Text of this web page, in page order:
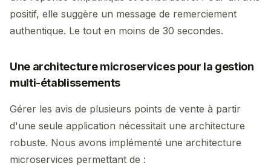
positif, elle suggère un message de remerciement
authentique. Le tout en moins de 30 secondes.
Une architecture microservices pour la gestion
multi-établissements
Gérer les avis de plusieurs points de vente à partir
d'une seule application nécessitait une architecture
robuste. Nous avons implémenté une architecture
microservices permettant de :